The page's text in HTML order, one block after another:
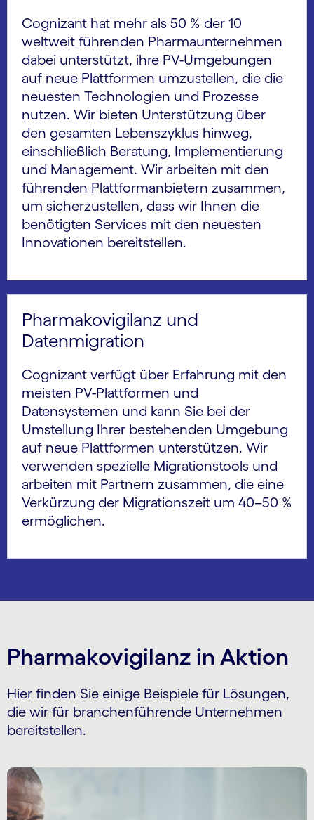
Cognizant hat mehr als 50 % der 10
weltweit führenden Pharmaunternehmen
dabei unterstützt, ihre PV-Umgebungen
auf neue Plattformen umzustellen, die die
neuesten Technologien und Prozesse
nutzen. Wir bieten Unterstützung über
den gesamten Lebenszyklus hinweg,
einschließlich Beratung, Implementierung
und Management. Wir arbeiten mit den
führenden Plattformanbietern zusammen,
um sicherzustellen, dass wir Ihnen die
benötigten Services mit den neuesten
Innovationen bereitstellen.
Pharmakovigilanz und
Datenmigration
Cognizant verfügt über Erfahrung mit den
meisten PV-Plattformen und
Datensystemen und kann Sie bei der
Umstellung Ihrer bestehenden Umgebung
auf neue Plattformen unterstützen. Wir
verwenden spezielle Migrationstools und
arbeiten mit Partnern zusammen, die eine
Verkürzung der Migrationszeit um 40–50 %
ermöglichen.
Pharmakovigilanz in Aktion
Hier finden Sie einige Beispiele für Lösungen,
die wir für branchenführende Unternehmen
bereitstellen.